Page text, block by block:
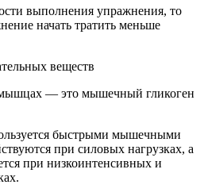
выполнения упражнения, то
начать тратить меньше
веществ
— это мышечный гликоген
быстрыми мышечными
при силовых нагрузках, а
при низкоинтенсивных и